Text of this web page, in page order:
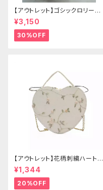
【アウトレット】ゴシックロリータ
ゴールドクラウン＆ホーン(ヴェ
ール付き)
¥3,150
30%OFF
【アウトレット】花柄刺繍ハートバ
ッグ
¥1,344
20%OFF